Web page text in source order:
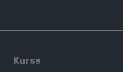
Kurse